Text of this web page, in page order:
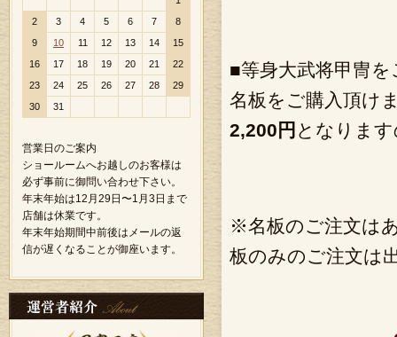
■等身大武将甲冑
名板をご購入頂け
2,200円 となりま
※名板のご注文は
板のみのご注文は
2
3 4 5 6 7
8
9
10 11 12 13 14
15
16
17 18 19 20 21
22
23
24 25 26 27 28
29
30
31
営業日のご案内
ショールームへお越しのお客様は
必ず事前に御問い合わせ下さい。
年末年始は12月29日〜1月3日まで
店舗は休業です。
年末年始期間中前後はメールの返
信が遅くなることが御座います。